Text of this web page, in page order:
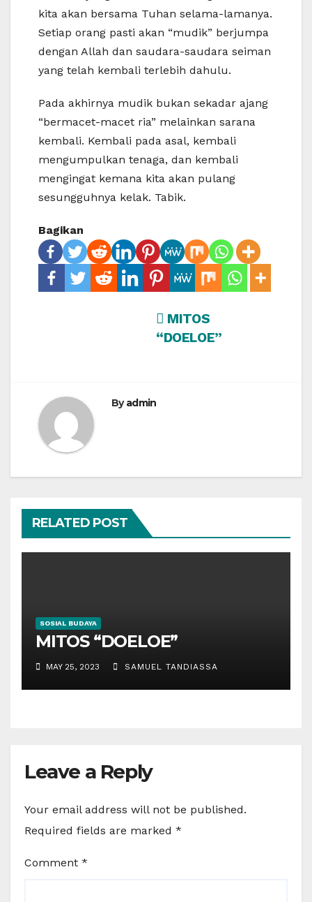
kita akan bersama Tuhan selama-lamanya.
Setiap orang pasti akan “mudik” berjumpa
dengan Allah dan saudara-saudara seiman
yang telah kembali terlebih dahulu.
Pada akhirnya mudik bukan sekadar ajang
“bermacet-macet ria” melainkan sarana
kembali. Kembali pada asal, kembali
mengumpulkan tenaga, dan kembali
mengingat kemana kita akan pulang
sesungguhnya kelak. Tabik.
Bagikan
MITOS
“DOELOE”
Byadmin
RELATED POST
SOSIAL BUDAYA
MITOS “DOELOE”
MAY 25, 2023 SAMUEL TANDIASSA
Leave a Reply
Your email address will not be published.
Required fields are marked *
Comment *